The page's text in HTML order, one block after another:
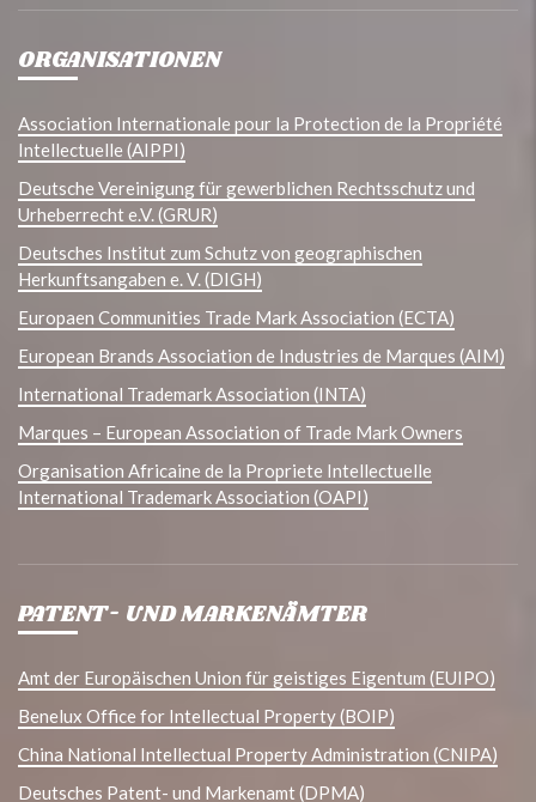
ORGANISATIONEN
Association Internationale pour la Protection de la Propriété
Intellectuelle (AIPPI)
Deutsche Vereinigung für gewerblichen Rechtsschutz und
Urheberrecht e.V. (GRUR)
Deutsches Institut zum Schutz von geographischen
Herkunftsangaben e. V. (DIGH)
Europaen Communities Trade Mark Association (ECTA)
European Brands Association de Industries de Marques (AIM)
International Trademark Association (INTA)
Marques – European Association of Trade Mark Owners
Organisation Africaine de la Propriete Intellectuelle
International Trademark Association (OAPI)
PATENT- UND MARKENÄMTER
Amt der Europäischen Union für geistiges Eigentum (EUIPO)
Benelux Office for Intellectual Property (BOIP)
China National Intellectual Property Administration (CNIPA)
Deutsches Patent- und Markenamt (DPMA)